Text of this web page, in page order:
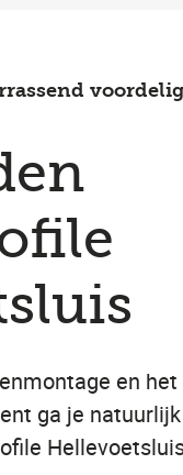
en het
ga je natuurlijk